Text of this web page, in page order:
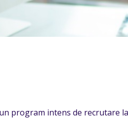
program intens de recrutare la